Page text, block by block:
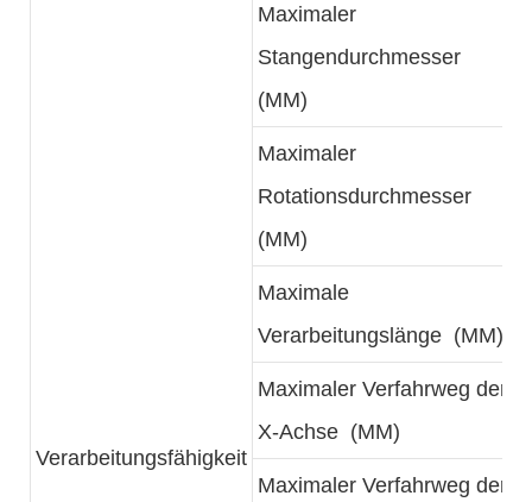
Verarbeitungsfähigkeit
Maximaler
Stangendurchmesser
(MM)
Maximaler
Rotationsdurchmesser
(MM)
Maximale
Verarbeitungslänge (MM)
Maximaler Verfahrweg der
X-Achse (MM)
Maximaler Verfahrweg der